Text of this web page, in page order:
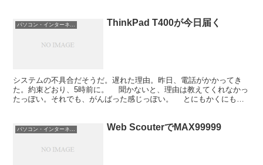
ThinkPad T400が今日届く
システムの不具合だそうだ。遅れた理由。昨日、電話がかかってき
た。約束どおり、5時前に。 聞かないと、理由は教えてくれなかっ
たっぽい。それでも、がんばった感じっぽい。 とにもかくにも。
Web ScouterでMAX99999